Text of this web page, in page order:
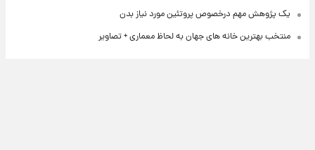
یک پژوهش مهم درخصوص پروتئین مورد نیاز بدن
منتخب بهترین خانه های جهان به لحاظ معماری + تصاویر